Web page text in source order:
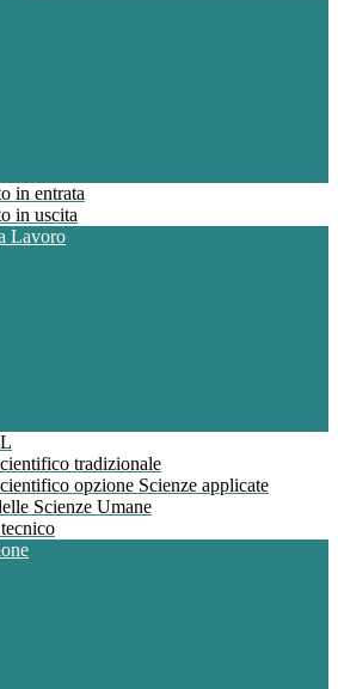
in entrata
in uscita
Lavoro
tradizionale
opzione Scienze applicate
Scienze Umane